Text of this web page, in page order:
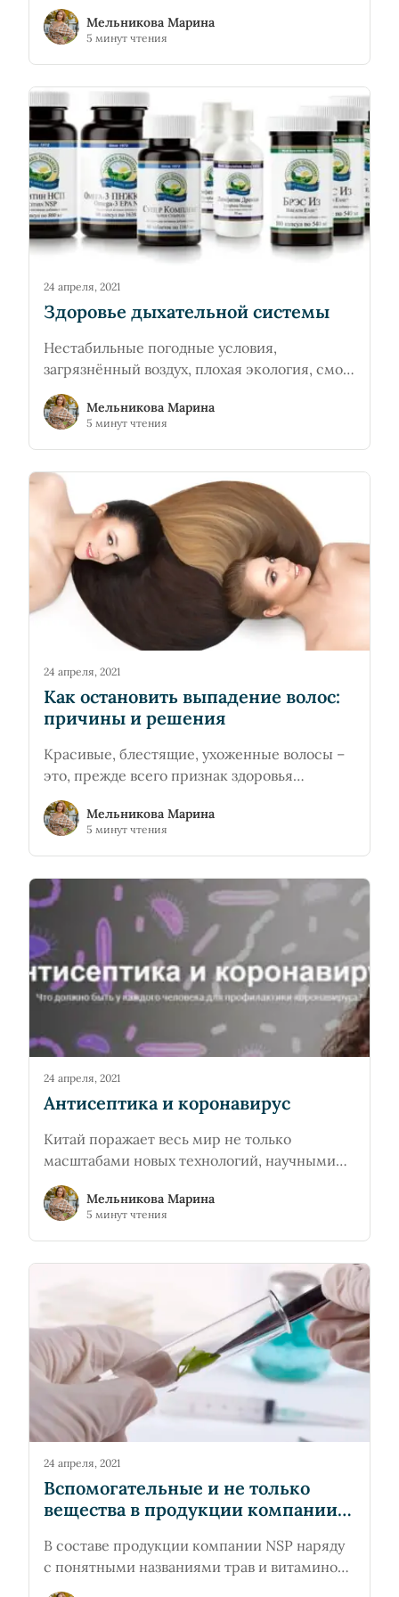
основателем и председателем Фонда
инноваций в медицине (FIM) в 1989 году для
описания продуктов питания и
фармацевтического производства.
Мельникова Марина
5 минут чтения
24 апреля, 2021
Здоровье дыхательной системы
Нестабильные погодные условия,
загрязнённый воздух, плохая экология, смог
и пыль городских улиц, курение — все это
сказывается на функциях органов дыхания.
Сегодня проблема уязвимости
бронхопульмональной системы особенно
актуальна.
Мельникова Марина
5 минут чтения
24 апреля, 2021
Как остановить выпадение волос:
причины и решения
Красивые, блестящие, ухоженные волосы –
это, прежде всего признак здоровья
человека. Не говоря уже о том, что это
красиво, особенно для девушек.
Многообразие женских причесок
объединяет одно -волосы должны быть
здоровыми, красивыми и блестящими.
Мельникова Марина
5 минут чтения
24 апреля, 2021
Антисептика и коронавирус
Китай поражает весь мир не только
масштабами новых технологий, научными
исследованиями, уровнем промышленности
и медицины, но и малоизученным пока
наукой коронавирусом 2019-nCoV.
Мельникова Марина
5 минут чтения
24 апреля, 2021
Вспомогательные и не только
вещества в продукции компании
В составе продукции компании NSP наряду
с понятными названиями трав и витаминов
можно встретить вещества, которые